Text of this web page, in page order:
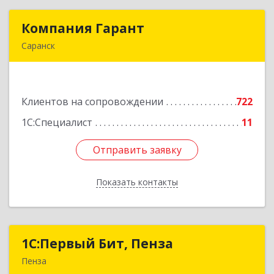
Компания Гарант
Саранск
Клиентов на сопровождении
722
1С:Специалист
11
Отправить заявку
Показать контакты
Компания Гарант
Подробнее
Отправить заявку
Назад
1С:Первый Бит, Пенза
Пенза
1С:Первый Бит, Пенза